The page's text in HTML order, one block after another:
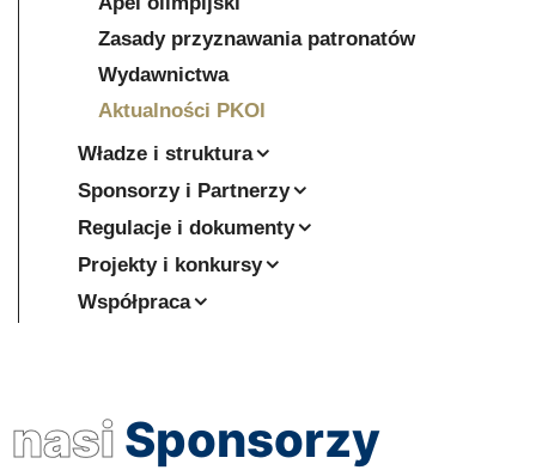
Zasady przyznawania patronatów
Wydawnictwa
Aktualności PKOl
Władze i struktura
Sponsorzy i Partnerzy
Regulacje i dokumenty
Projekty i konkursy
Współpraca
nasi Sponsorzy